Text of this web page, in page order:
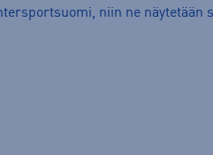
niin ne näytetään